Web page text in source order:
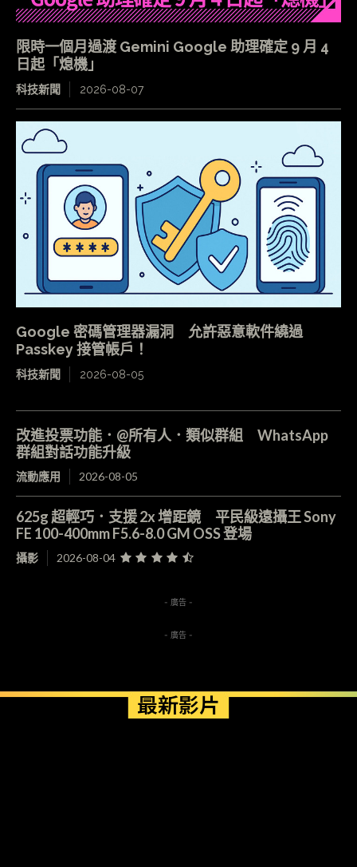
限時一個月過渡 Gemini Google 助理確定 9 月 4
日起「熄機」
科技新聞 2026-08-07
Google 密碼管理器漏洞 允許惡意軟件繞過
Passkey 接管帳戶！
科技新聞 2026-08-05
改進投票功能．@所有人．類似群組 WhatsApp
群組對話功能升級
流動應用 2026-08-05
625g 超輕巧．支援 2x 增距鏡 平民級遠攝王 Sony
FE 100-400mm F5.6-8.0 GM OSS 登場
攝影 2026-08-04
- 廣告 -
- 廣告 -
最新影片